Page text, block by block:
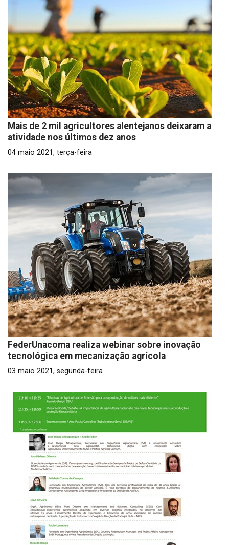
Mais de 2 mil agricultores alentejanos deixaram a
atividade nos últimos dez anos
04 maio 2021, terça-feira
FederUnacoma realiza webinar sobre inovação
tecnológica em mecanização agrícola
03 maio 2021, segunda-feira